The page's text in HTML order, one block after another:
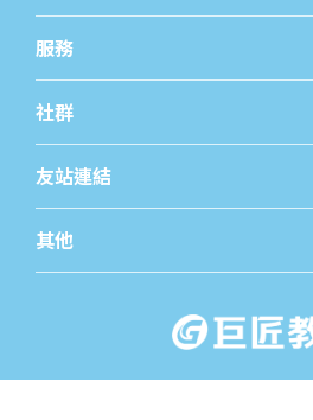
國小課程
服務
線上發問
社群
iWorld JR粉絲團
友站連結
巨匠教育
其他